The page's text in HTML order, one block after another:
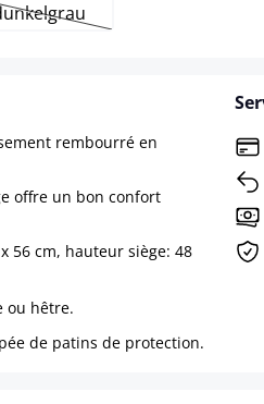
n'est pas disponible pour le
(Cette option n'est pas
rembourré en
offre un bon confort
x 56 cm, hauteur siège: 48
ou hêtre.
de patins de protection.